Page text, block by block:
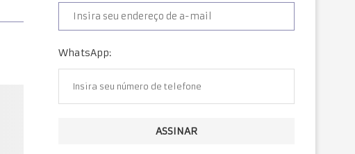
WhatsApp: